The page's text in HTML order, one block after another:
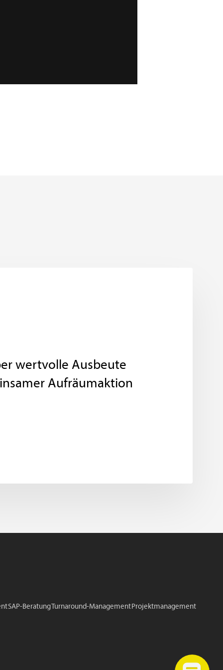
wertvolle Ausbeute
Aufräumaktion
SAP-Beratung Turnaround-ManagementProjektmanagement